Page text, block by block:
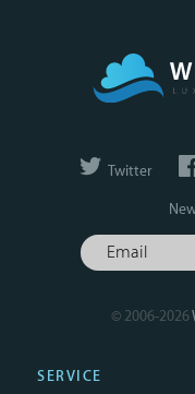
Twitter
© 2006-2026
SERVICE